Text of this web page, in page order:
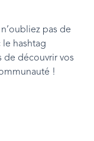
pas de
hashtag
de découvrir vos
!